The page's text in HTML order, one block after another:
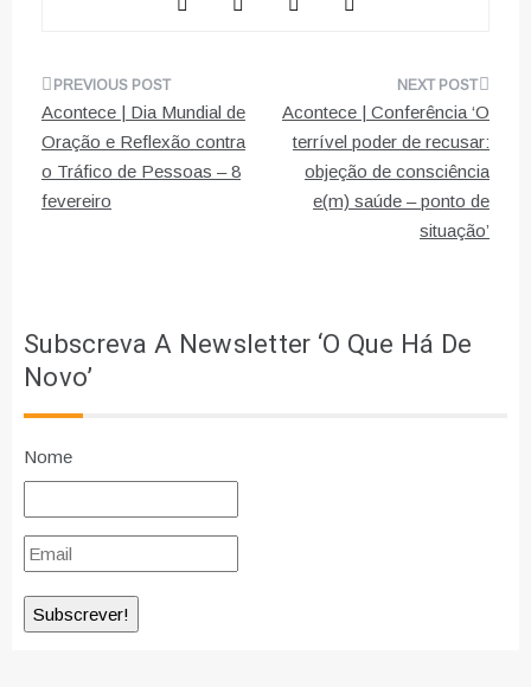
Navegação
de
artigos
Acontece | Dia Mundial de
Oração e Reflexão contra
o Tráfico de Pessoas – 8
fevereiro
Acontece | Conferência ‘O
terrível poder de recusar:
objeção de consciência
e(m) saúde – ponto de
situação’
Subscreva A Newsletter ‘O Que Há De
Novo’
Nome